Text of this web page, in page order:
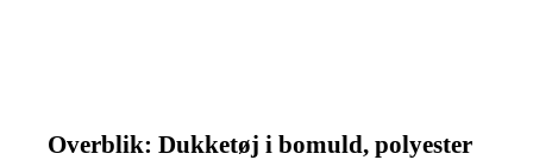
Overblik: Dukketøj i bomuld, polyester